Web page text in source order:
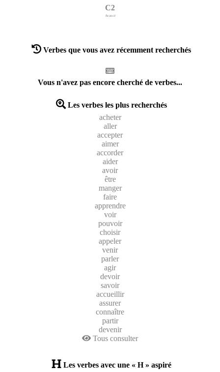
C2
Avancé
Verbes que vous avez récemment recherchés
Vous n'avez pas encore cherché de verbes...
Les verbes les plus recherchés
acheter
aller
accepter
aimer
accorder
aider
avoir
être
manger
faire
apprendre
voir
pouvoir
choisir
appeler
venir
parler
agir
devoir
savoir
accueillir
assurer
connaître
partir
devenir
Tous consulter
Les verbes avec une « H » aspiré